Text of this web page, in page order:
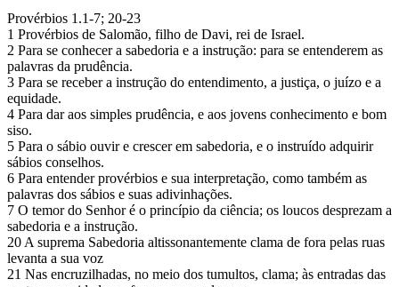
Provérbios 1.1-7; 20-23
1 Provérbios de Salomão, filho de Davi, rei de Israel.
2 Para se conhecer a sabedoria e a instrução: para se entenderem as
palavras da prudência.
3 Para se receber a instrução do entendimento, a justiça, o juízo e a
equidade.
4 Para dar aos simples prudência, e aos jovens conhecimento e bom
siso.
5 Para o sábio ouvir e crescer em sabedoria, e o instruído adquirir
sábios conselhos.
6 Para entender provérbios e sua interpretação, como também as
palavras dos sábios e suas adivinhações.
7 O temor do Senhor é o princípio da ciência; os loucos desprezam a
sabedoria e a instrução.
20 A suprema Sabedoria altissonantemente clama de fora pelas ruas
levanta a sua voz
21 Nas encruzilhadas, no meio dos tumultos, clama; às entradas das